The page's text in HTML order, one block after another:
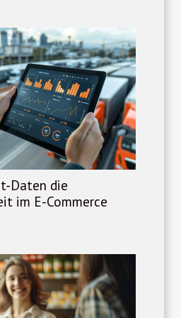
Daten die
im E-Commerce